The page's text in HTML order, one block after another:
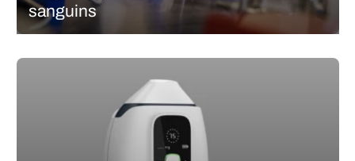
sanguins
bio-ingénieurs développe une méthode de bio-impression
maintenir en vie une tumeur du cancer du sein en dehors du